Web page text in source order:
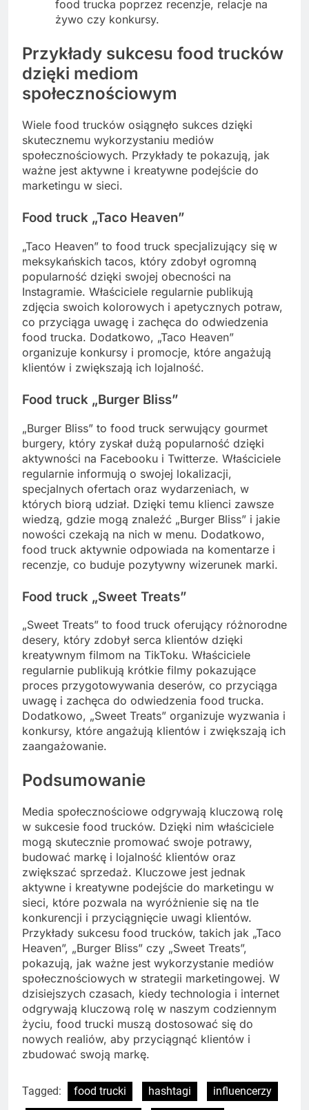
food trucka poprzez recenzje, relacje na
żywo czy konkursy.
Przykłady sukcesu food trucków
dzięki mediom
społecznościowym
Wiele food trucków osiągnęło sukces dzięki
skutecznemu wykorzystaniu mediów
społecznościowych. Przykłady te pokazują, jak
ważne jest aktywne i kreatywne podejście do
marketingu w sieci.
Food truck „Taco Heaven”
„Taco Heaven” to food truck specjalizujący się w
meksykańskich tacos, który zdobył ogromną
popularność dzięki swojej obecności na
Instagramie. Właściciele regularnie publikują
zdjęcia swoich kolorowych i apetycznych potraw,
co przyciąga uwagę i zachęca do odwiedzenia
food trucka. Dodatkowo, „Taco Heaven”
organizuje konkursy i promocje, które angażują
klientów i zwiększają ich lojalność.
Food truck „Burger Bliss”
„Burger Bliss” to food truck serwujący gourmet
burgery, który zyskał dużą popularność dzięki
aktywności na Facebooku i Twitterze. Właściciele
regularnie informują o swojej lokalizacji,
specjalnych ofertach oraz wydarzeniach, w
których biorą udział. Dzięki temu klienci zawsze
wiedzą, gdzie mogą znaleźć „Burger Bliss” i jakie
nowości czekają na nich w menu. Dodatkowo,
food truck aktywnie odpowiada na komentarze i
recenzje, co buduje pozytywny wizerunek marki.
Food truck „Sweet Treats”
„Sweet Treats” to food truck oferujący różnorodne
desery, który zdobył serca klientów dzięki
kreatywnym filmom na TikToku. Właściciele
regularnie publikują krótkie filmy pokazujące
proces przygotowywania deserów, co przyciąga
uwagę i zachęca do odwiedzenia food trucka.
Dodatkowo, „Sweet Treats” organizuje wyzwania i
konkursy, które angażują klientów i zwiększają ich
zaangażowanie.
Podsumowanie
Media społecznościowe odgrywają kluczową rolę
w sukcesie food trucków. Dzięki nim właściciele
mogą skutecznie promować swoje potrawy,
budować markę i lojalność klientów oraz
zwiększać sprzedaż. Kluczowe jest jednak
aktywne i kreatywne podejście do marketingu w
sieci, które pozwala na wyróżnienie się na tle
konkurencji i przyciągnięcie uwagi klientów.
Przykłady sukcesu food trucków, takich jak „Taco
Heaven”, „Burger Bliss” czy „Sweet Treats”,
pokazują, jak ważne jest wykorzystanie mediów
społecznościowych w strategii marketingowej. W
dzisiejszych czasach, kiedy technologia i internet
odgrywają kluczową rolę w naszym codziennym
życiu, food trucki muszą dostosować się do
nowych realiów, aby przyciągnąć klientów i
zbudować swoją markę.
Tagged: food trucki hashtagi
influencerzy